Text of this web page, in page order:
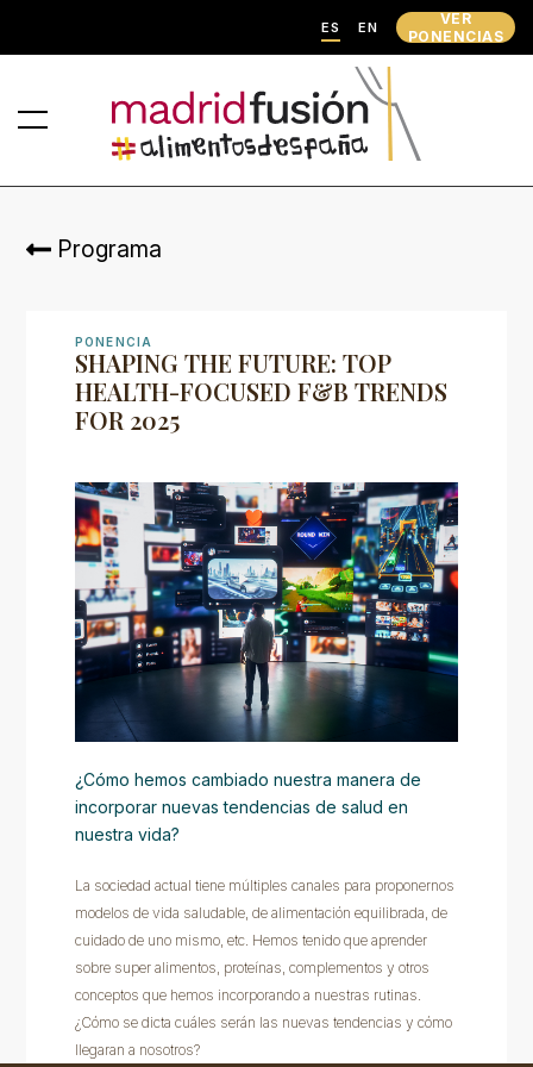
ES EN
VER
PONENCIAS
Programa
PONENCIA
SHAPING THE FUTURE: TOP
HEALTH-FOCUSED F&B TRENDS
FOR 2025
¿Cómo hemos cambiado nuestra manera de
incorporar nuevas tendencias de salud en
nuestra vida?
La sociedad actual tiene múltiples canales para proponernos
modelos de vida saludable, de alimentación equilibrada, de
cuidado de uno mismo, etc. Hemos tenido que aprender
sobre super alimentos, proteínas, complementos y otros
conceptos que hemos incorporando a nuestras rutinas.
¿Cómo se dicta cuáles serán las nuevas tendencias y cómo
llegaran a nosotros?